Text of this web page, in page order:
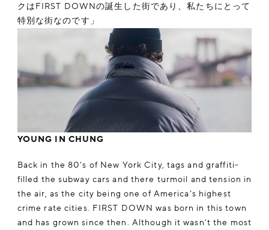
クはFIRST DOWNの誕生した街であり、私たちにとって
特別な街なのです」
YOUNG IN CHUNG
Back in the 80’s of New York City, tags and graffiti-
filled the subway cars and there turmoil and tension in
the air, as the city being one of America’s highest
crime rate cities. FIRST DOWN was born in this town
and has grown since then. Although it wasn’t the most